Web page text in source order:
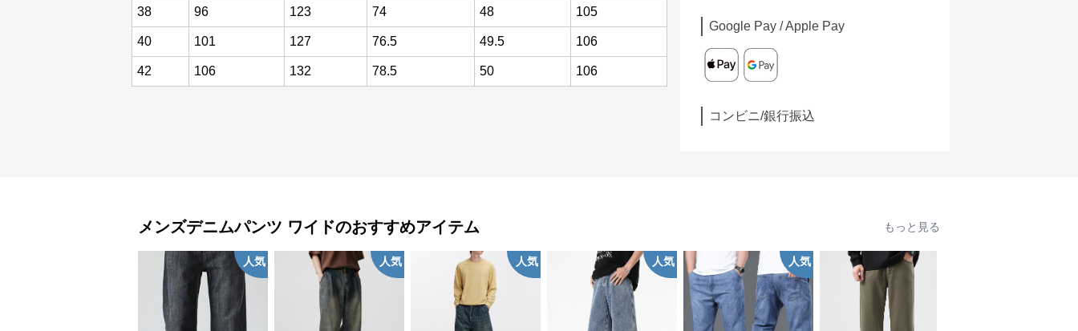
38 96 123 74 48 105
40 101 127 76.5 49.5 106
42 106 132 78.5 50 106
Google Pay / Apple Pay
コンビニ/銀行振込
メンズデニムパンツ ワイドのおすすめアイテム もっと見る
人気 人気 人気 人気 人気